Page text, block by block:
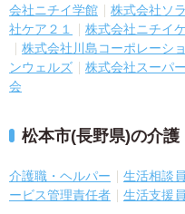
会社ニチイ学館
株式会社ソ
社ケア２１
株式会社ニチイ
株式会社川島コーポレーシ
ンウェルズ
株式会社スーパ
会
松本市(長野県)の介
介護職・ヘルパー 生活相談員
ービス管理責任者
生活支援員